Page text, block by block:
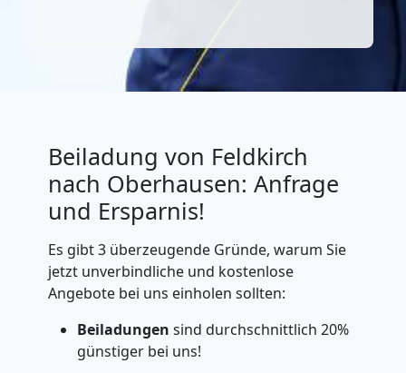
Beiladung von Feldkirch
nach Oberhausen: Anfrage
und Ersparnis!
Es gibt 3 überzeugende Gründe, warum Sie
jetzt unverbindliche und kostenlose
Angebote bei uns einholen sollten:
Beiladungen sind durchschnittlich 20%
günstiger bei uns!